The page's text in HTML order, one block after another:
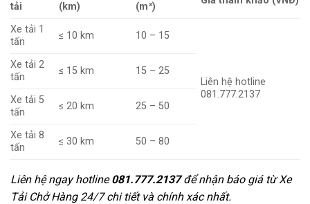
tải
(km)
(m³)
Xe tải 1
tấn
≤ 10 km 10 – 15
Liên hệ hotline
081.777.2137
Xe tải 2
tấn
≤ 15 km 15 – 25
Xe tải 5
tấn
≤ 20 km 25 – 50
Xe tải 8
tấn
≤ 30 km 50 – 80
Liên hệ ngay hotline081.777.2137để nhận báo giá từ Xe
Tải Chở Hàng 24/7 chi tiết và chính xác nhất.